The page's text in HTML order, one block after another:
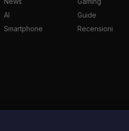
AI
Smartphone
Guide
Recensioni
utilizzate a scopo informativo e di cronaca